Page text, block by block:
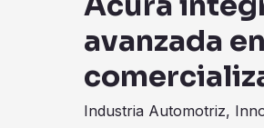
avanzada
Industria Automotriz,